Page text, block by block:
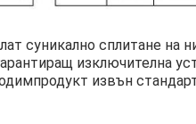
суникално сплитане на
изключителна
извън